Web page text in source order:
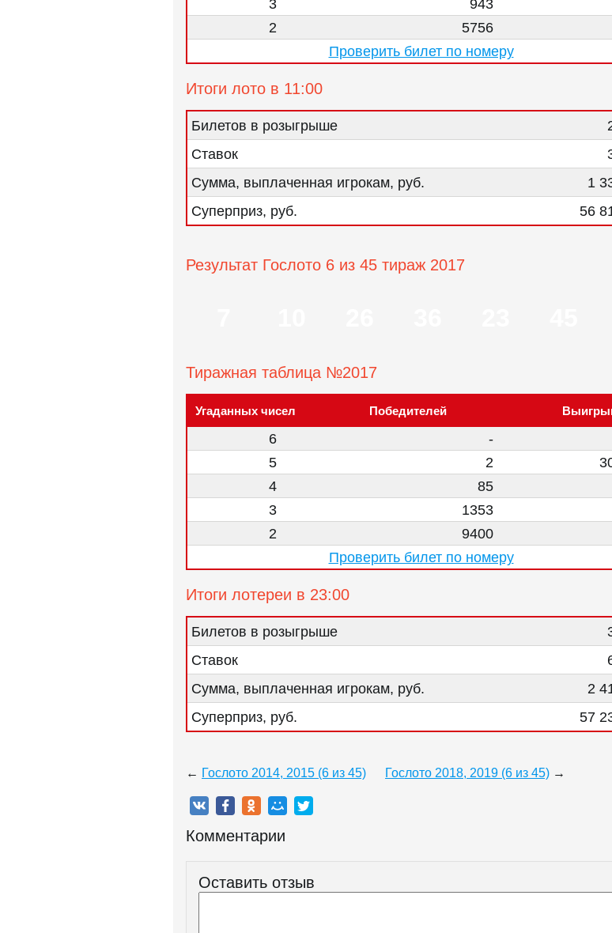
3
943
2
5756
Проверить билет по номеру
Итоги лото в 11:00
Билетов в розыгрыше
Ставок
Сумма, выплаченная игрокам, руб.
1
Суперприз, руб.
56
Результат Гослото 6 из 45 тираж 2017
Тиражная таблица №2017
Угаданных чисел Победителей
6 -
5
2
4
85
3
1353
2
9400
Проверить билет по номеру
Итоги лотереи в 23:00
Билетов в розыгрыше
Ставок
Сумма, выплаченная игрокам, руб.
2
Суперприз, руб.
57
← Гослото 2014, 2015 (6 из 45) Гослото 2018, 2019 (6 из 45) →
Комментарии
Оставить отзыв